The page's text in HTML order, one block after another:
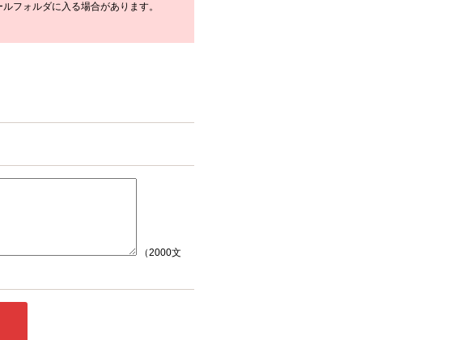
フォルダに入る場合があります。
（2000文